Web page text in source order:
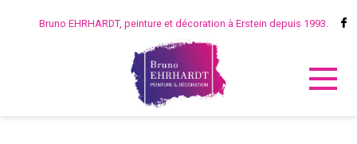
Bruno EHRHARDT, peinture et décoration à Erstein depuis 1993.